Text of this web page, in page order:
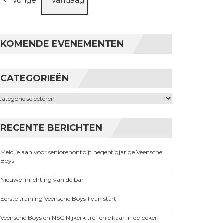
KOMENDE EVENEMENTEN
CATEGORIEËN
RECENTE BERICHTEN
Meld je aan voor seniorenontbijt negentigjarige Veensche
Boys
Nieuwe inrichting van de bar
Eerste training Veensche Boys 1 van start
Veensche Boys en NSC Nijkerk treffen elkaar in de beker